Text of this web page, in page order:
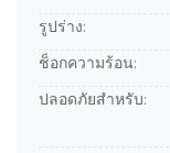
รูปร่าง:
ช็อกความร้อน:
ปลอดภัยสำหรับ: